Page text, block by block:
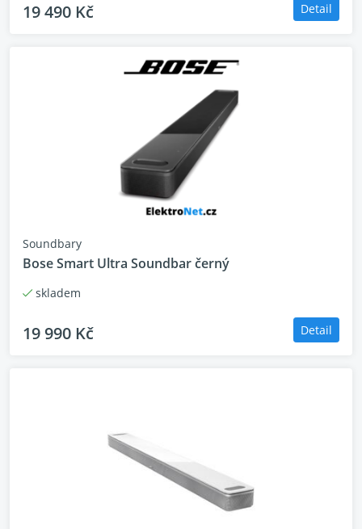
19 490 Kč Detail
Soundbary
Bose Smart Ultra Soundbar černý
skladem
19 990 Kč Detail